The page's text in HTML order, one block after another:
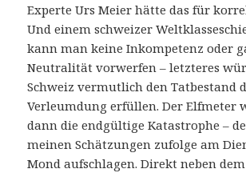
Experte Urs Meier hätte das für
Und einem schweizer
kann man keine Inkompetenz oder
Neutralität vorwerfen – letzteres
Schweiz vermutlich den Tatbestand
Verleumdung erfüllen. Der Elfmeter
dann die endgültige Katastrophe –
meinen Schätzungen zufolge am
Mond aufschlagen. Direkt neben